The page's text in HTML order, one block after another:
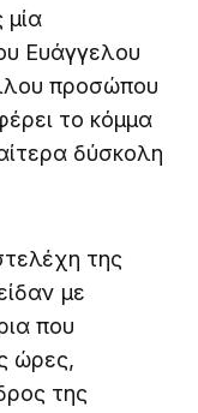
Ευάγγελου
προσώπου
το κόμμα
δύσκολη
της
με
που
ώρες,
της